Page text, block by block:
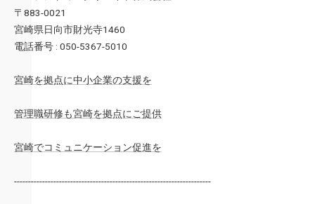
〒883-0021
宮崎県日向市財光寺1460
電話番号 : 050-5367-5010
宮崎を拠点に中小企業の支援を
管理職研修も宮崎を拠点にご提供
宮崎でコミュニケーション促進を
----------------------------------------------------------------------